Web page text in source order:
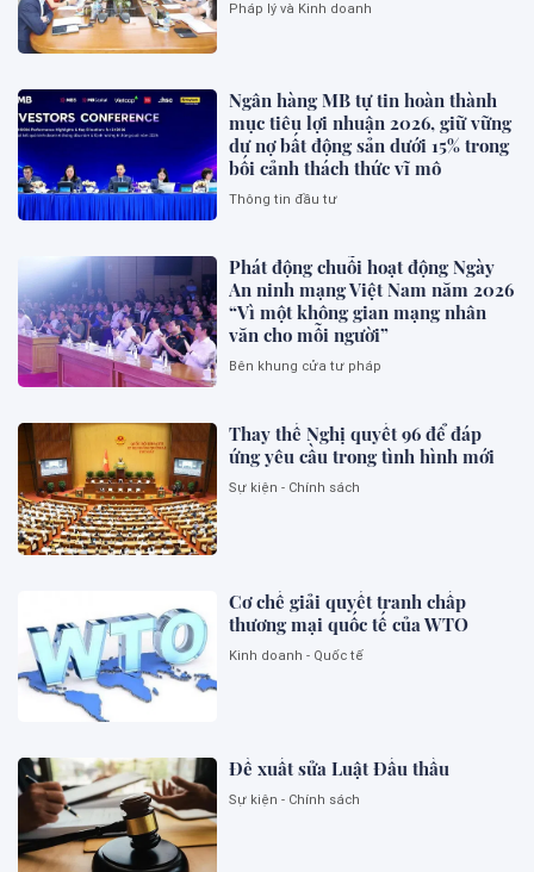
Pháp lý và Kinh doanh
Ngân hàng MB tự tin hoàn thành
mục tiêu lợi nhuận 2026, giữ vững
dư nợ bất động sản dưới 15% trong
bối cảnh thách thức vĩ mô
Thông tin đầu tư
Phát động chuỗi hoạt động Ngày
An ninh mạng Việt Nam năm 2026
“Vì một không gian mạng nhân
văn cho mỗi người”
Bên khung cửa tư pháp
Thay thế Nghị quyết 96 để đáp
ứng yêu cầu trong tình hình mới
Sự kiện - Chính sách
Cơ chế giải quyết tranh chấp
thương mại quốc tế của WTO
Kinh doanh - Quốc tế
Đề xuất sửa Luật Đấu thầu
Sự kiện - Chính sách